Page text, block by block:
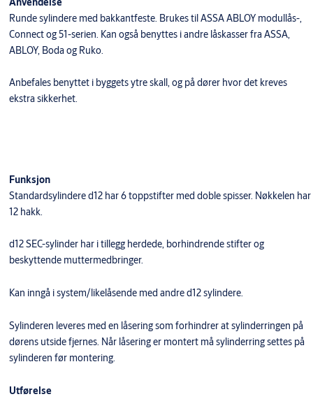
Runde sylindere med bakkantfeste. Brukes til ASSA ABLOY modullås-,
Connect og 51-serien. Kan også benyttes i andre låskasser fra ASSA,
ABLOY, Boda og Ruko.
Anbefales benyttet i byggets ytre skall, og på dører hvor det kreves
ekstra sikkerhet.
Funksjon
Standardsylindere d12 har 6 toppstifter med doble spisser. Nøkkelen har
12 hakk.
d12 SEC-sylinder har i tillegg herdede, borhindrende stifter og
beskyttende muttermedbringer.
​Kan inngå i system/likelåsende med andre d12 sylindere.
Sylinderen leveres med en låsering som forhindrer at sylinderringen på
dørens utside fjernes. Når låsering er montert må sylinderring settes på
sylinderen før montering.
Utførelse